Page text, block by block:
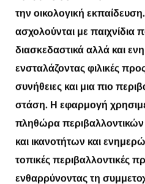
την οικολογική
ασχολούνται με παιχνίδια
διασκεδαστικά αλλά και
ενσταλάζοντας φιλικές
συνήθειες και μια πιο
στάση. Η εφαρμογή
πληθώρα
και ικανοτήτων και
τοπικές περιβαλλοντικές
ενθαρρύνοντας τη